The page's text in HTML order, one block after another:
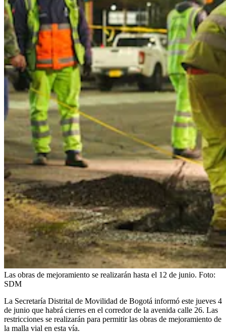
Las obras de mejoramiento se realizarán hasta el 12 de junio. Foto:
SDM
La Secretaría Distrital de Movilidad de Bogotá informó este jueves 4
de junio que habrá cierres en el corredor de la avenida calle 26. Las
restricciones se realizarán para permitir las obras de mejoramiento de
la malla vial en esta vía.